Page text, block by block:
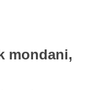
mondani,